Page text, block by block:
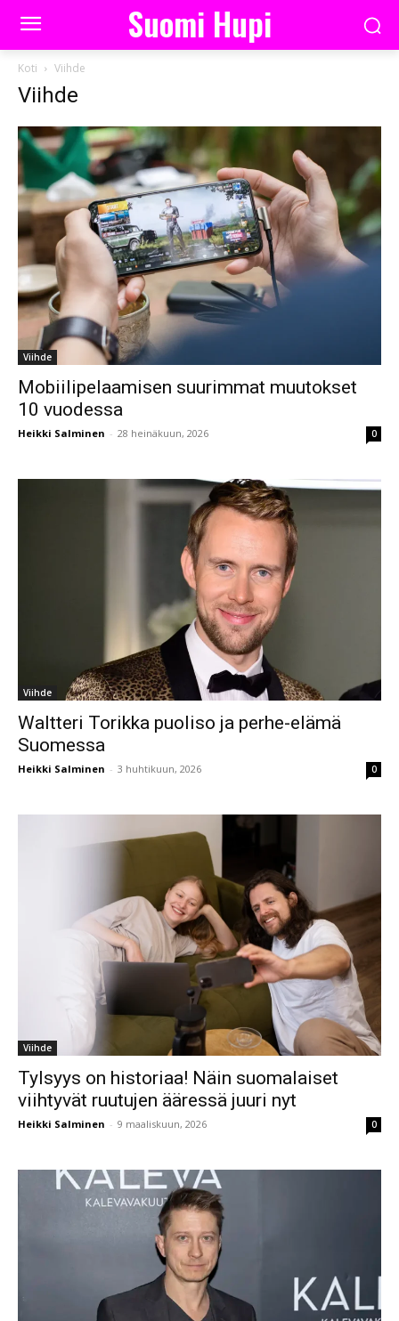
Suomi Hupi
Koti Viihde
Viihde
Viihde
Mobiilipelaamisen suurimmat muutokset
10 vuodessa
Heikki Salminen - 28 heinäkuun, 2026 0
Viihde
Waltteri Torikka puoliso ja perhe-elämä
Suomessa
Heikki Salminen - 3 huhtikuun, 2026 0
Viihde
Tylsyys on historiaa! Näin suomalaiset
viihtyvät ruutujen ääressä juuri nyt
Heikki Salminen - 9 maaliskuun, 2026 0